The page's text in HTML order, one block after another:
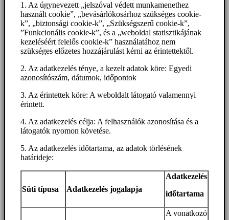
1. Az úgynevezett „jelszóval védett munkamenethez
használt cookie”, „bevásárlókosárhoz szükséges cookie-
k”, „biztonsági cookie-k”, „Szükségszerű cookie-k”,
”Funkcionális cookie-k”, és a „weboldal statisztikájának
kezeléséért felelős cookie-k” használatához nem
szükséges előzetes hozzájárulást kérni az érintettektől.
2. Az adatkezelés ténye, a kezelt adatok köre: Egyedi
azonosítószám, dátumok, időpontok
3. Az érintettek köre: A weboldalt látogató valamennyi
érintett.
4. Az adatkezelés célja: A felhasználók azonosítása és a
látogatók nyomon követése.
5. Az adatkezelés időtartama, az adatok törlésének
határideje:
Süti típusa Adatkezelés jogalapja
Adatkezelés
időtartama
A vonatkozó